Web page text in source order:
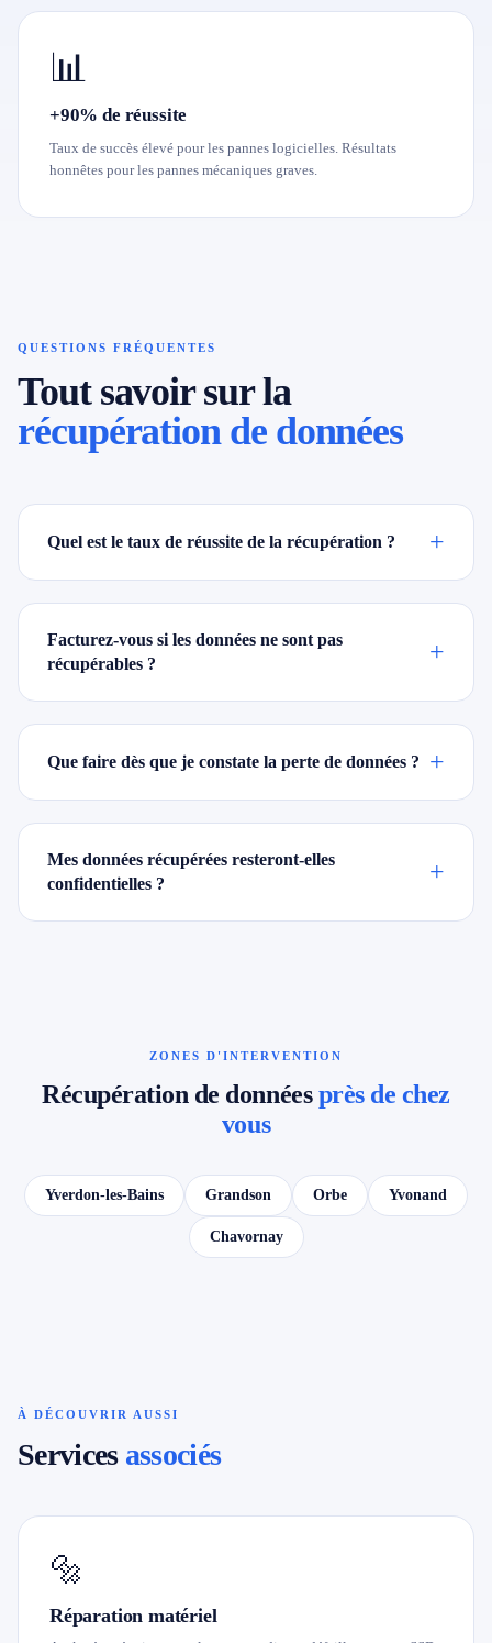
📊
+90% de réussite
Taux de succès élevé pour les pannes logicielles. Résultats
honnêtes pour les pannes mécaniques graves.
QUESTIONS FRÉQUENTES
Tout savoir sur la
récupération de données
Quel est le taux de réussite de la récupération ? +
Facturez-vous si les données ne sont pas
récupérables ?
+
Que faire dès que je constate la perte de données ? +
Mes données récupérées resteront-elles
confidentielles ?
+
ZONES D'INTERVENTION
Récupération de donnéesprès de chez
vous
Yverdon-les-Bains Grandson Orbe Yvonand
Chavornay
À DÉCOUVRIR AUSSI
Services associés
🔩
Réparation matériel